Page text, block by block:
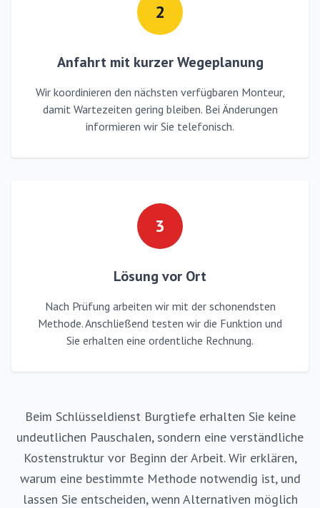
2
Anfahrt mit kurzer Wegeplanung
Wir koordinieren den nächsten verfügbaren Monteur,
damit Wartezeiten gering bleiben. Bei Änderungen
informieren wir Sie telefonisch.
3
Lösung vor Ort
Nach Prüfung arbeiten wir mit der schonendsten
Methode. Anschließend testen wir die Funktion und
Sie erhalten eine ordentliche Rechnung.
Beim Schlüsseldienst Burgtiefe erhalten Sie keine
undeutlichen Pauschalen, sondern eine verständliche
Kostenstruktur vor Beginn der Arbeit. Wir erklären,
warum eine bestimmte Methode notwendig ist, und
lassen Sie entscheiden, wenn Alternativen möglich